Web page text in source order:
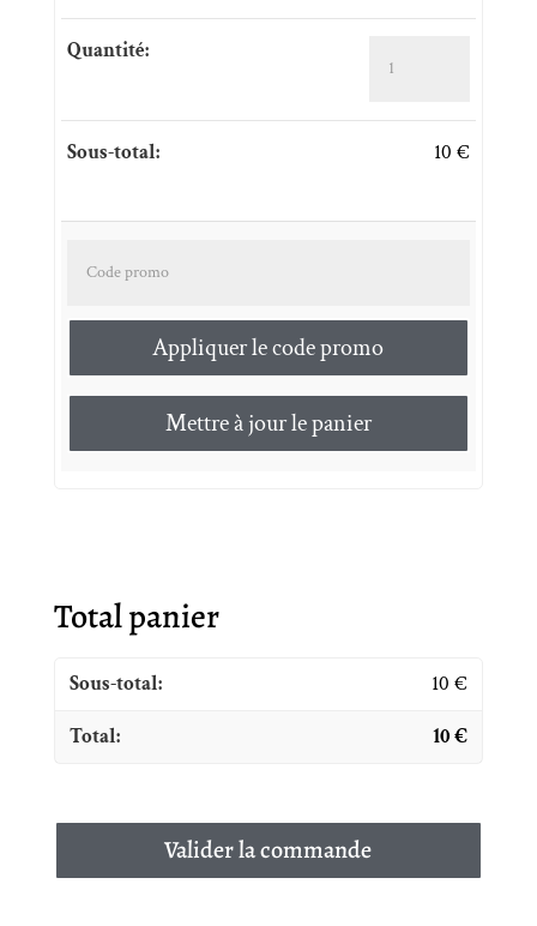
10€
Appliquer le code promo
Mettre à jour le panier
Total panier
10 €
10€
Valider la commande